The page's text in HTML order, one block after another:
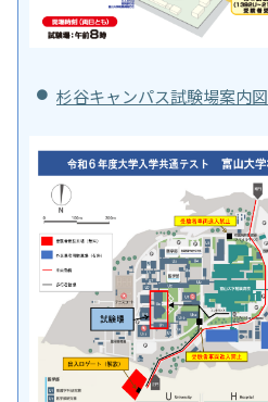
杉谷キャンパス試験場案内図